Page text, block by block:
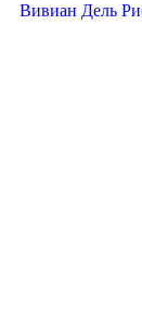
Вивиан Дель